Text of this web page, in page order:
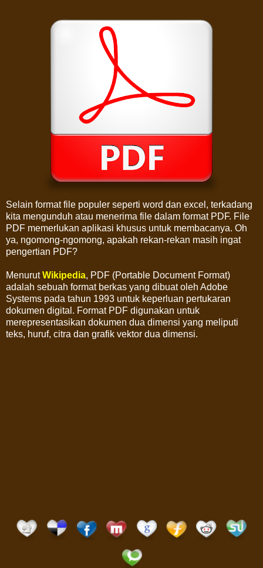
Selain format file populer seperti word dan excel, terkadang
kita mengunduh atau menerima file dalam format PDF. File
PDF memerlukan aplikasi khusus untuk membacanya. Oh
ya, ngomong-ngomong, apakah rekan-rekan masih ingat
pengertian PDF?
MenurutWikipedia, PDF (Portable Document Format)
adalah sebuah format berkas yang dibuat oleh Adobe
Systems pada tahun 1993 untuk keperluan pertukaran
dokumen digital. Format PDF digunakan untuk
merepresentasikan dokumen dua dimensi yang meliputi
teks, huruf, citra dan grafik vektor dua dimensi.